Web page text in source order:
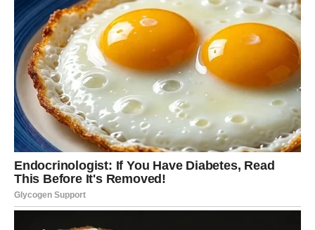
SUDBINA PRIPREMA DOGAĐAJ
KOJI MENJA SVE
Kada pomislite da ste prošli najveće promene, univerzum
za vas sprema nešto mnogo veće.
Jedan susret može promeniti životni put
Pred Bikovima je upoznavanje osobe koja će imati
ogroman uticaj na njihovu budućnost. Za neke će to biti
nova ljubav, za druge poslovni saradnik, a za treće
prijatelj koji će ih usmeriti ka potpuno novom životnom